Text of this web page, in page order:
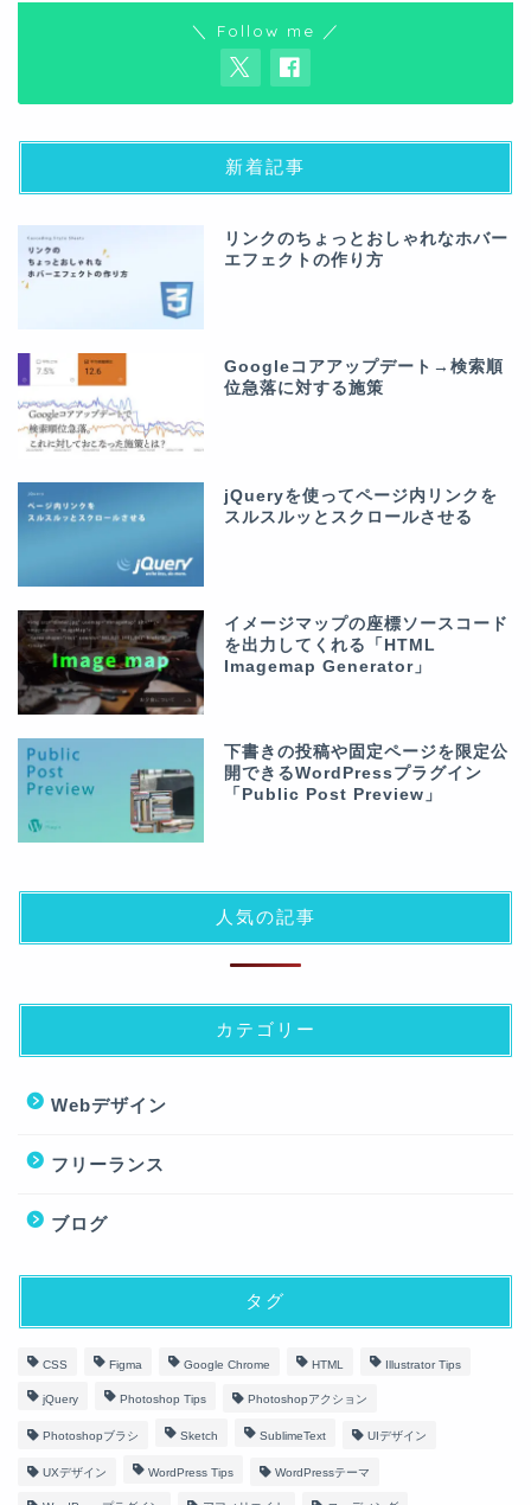
＼ Follow me ／
新着記事
リンクのちょっとおしゃれなホバー
エフェクトの作り方
Googleコアアップデート→検索順
位急落に対する施策
jQueryを使ってページ内リンクを
スルスルッとスクロールさせる
イメージマップの座標ソースコード
を出力してくれる「HTML
Imagemap Generator」
下書きの投稿や固定ページを限定公
開できるWordPressプラグイン
「Public Post Preview」
人気の記事
カテゴリー
Webデザイン
フリーランス
ブログ
タグ
CSS Figma Google Chrome HTML Illustrator Tips
jQuery Photoshop Tips Photoshopアクション
Photoshopブラシ Sketch SublimeText UIデザイン
UXデザイン WordPress Tips WordPressテーマ